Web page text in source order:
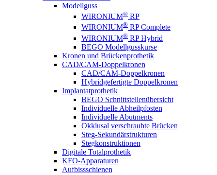
Modellguss
WIRONIUM® RP
WIRONIUM® RP Complete
WIRONIUM® RP Hybrid
BEGO Modellgusskurse
Kronen und Brückenprothetik
CAD/CAM-Doppelkronen
CAD/CAM-Doppelkronen
Hybridgefertigte Doppelkronen
Implantatprothetik
BEGO Schnittstellenübersicht
Individuelle Abheilpfosten
Individuelle Abutments
Okklusal verschraubte Brücken
Steg-Sekundärstrukturen
Stegkonstruktionen
Digitale Totalprothetik
KFO-Apparaturen
Aufbissschienen